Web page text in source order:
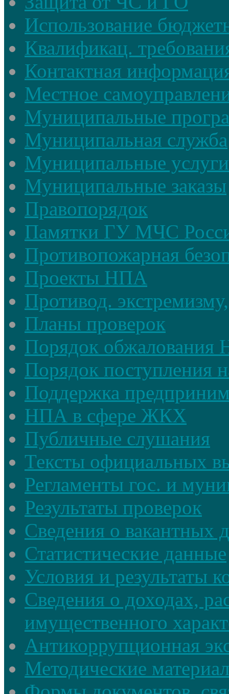
Использование
Квалификац.
Контактная
Местное
Муниципальные
Муниципальная служба
Муниципальные услуги
Муниципальные заказы
Правопорядок
Памятки ГУ МЧС
Противопожарная
Проекты НПА
Противод.
Планы проверок
Порядок
Порядок поступления
Поддержка
НПА в сфере ЖКХ
Публичные слушания
Тексты официальных
Регламенты гос. и
Результаты проверок
Сведения о вакантных
Статистические данные
Условия и результаты
Сведения о доходах,
имущественного
Антикоррупционная
Методические